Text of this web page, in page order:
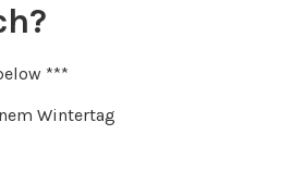
***
Wintertag